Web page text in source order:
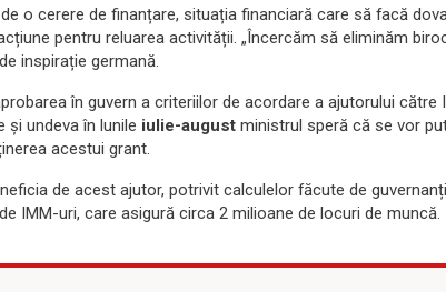
o cerere de finanțare, situația financiară care să facă
pentru reluarea activității. „Încercăm să eliminăm
inspirație germană.
în guvern a criteriilor de acordare a ajutorului către
și undeva în lunile iulie-august ministrul speră că se vor
acestui grant.
de acest ajutor, potrivit calculelor făcute de
IMM-uri, care asigură circa 2 milioane de locuri de muncă.